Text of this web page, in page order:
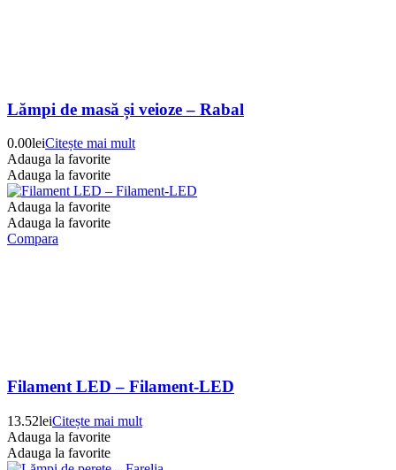
Lămpi de masă și veioze – Rabal
0.00leiCitește mai mult
Adauga la favorite
Adauga la favorite
Adauga la favorite
Adauga la favorite
Compara
Filament LED – Filament-LED
13.52leiCitește mai mult
Adauga la favorite
Adauga la favorite